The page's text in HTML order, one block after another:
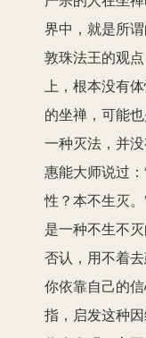
界中，就是所
敦珠法王的观
上，根本没有
的坐禅，可能
一种灭法，并
惠能大师说过
性？本不生灭
是一种不生不
否认，用不着
你依靠自己的
指，启发这种